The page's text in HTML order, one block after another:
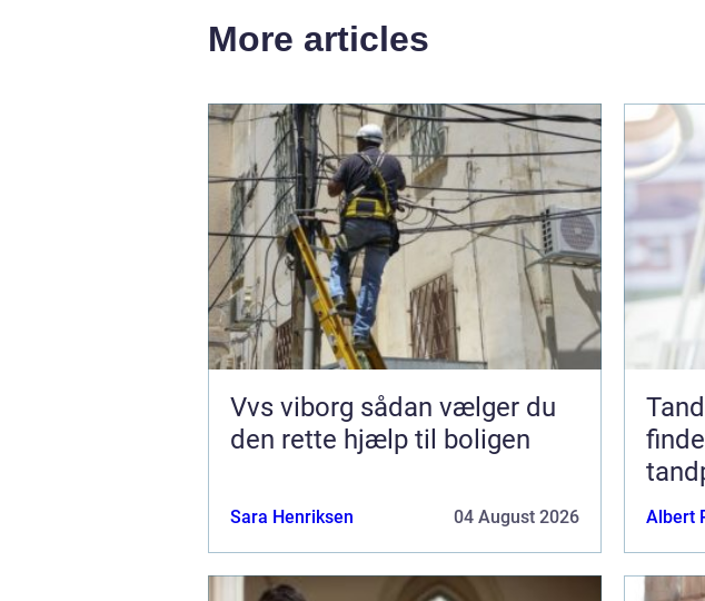
More articles
Vvs viborg sådan vælger du
den rette hjælp til boligen
Sara Henriksen 04 August 2026 Albert